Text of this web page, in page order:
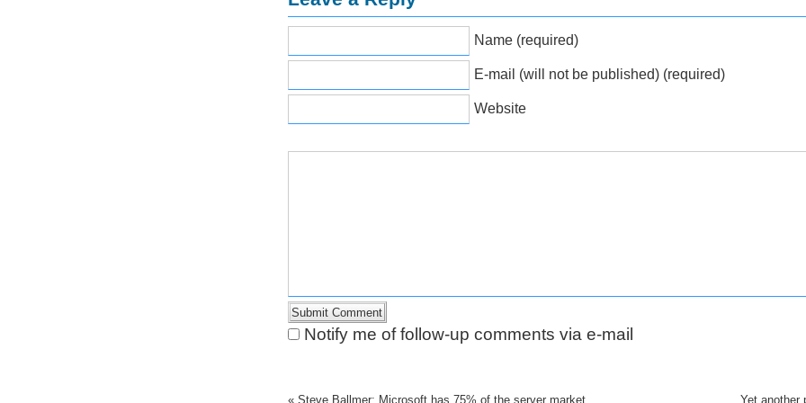
Name (required)
E-mail (will not be published) (required)
Website
Notify me of follow-up comments via e-mail
« Steve Ballmer: Microsoft has 75% of the server market Yet another